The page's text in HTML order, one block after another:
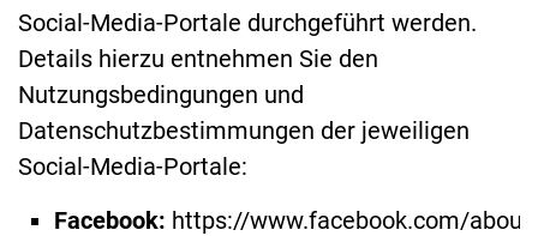
Social-Media-Portale durchgeführt werden.
Details hierzu entnehmen Sie den
Nutzungsbedingungen und
Datenschutzbestimmungen der jeweiligen
Social-Media-Portale:
Facebook: https://www.facebook.com/